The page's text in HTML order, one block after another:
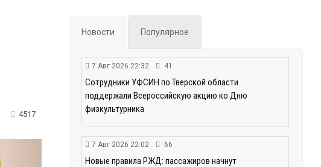
4517
Новости Популярное
7 Авг 2026 22:32 41
Сотрудники УФСИН по Тверской области
поддержали Всероссийскую акцию ко Дню
физкультурника
7 Авг 2026 22:02 66
Новые правила РЖД: пассажиров начнут